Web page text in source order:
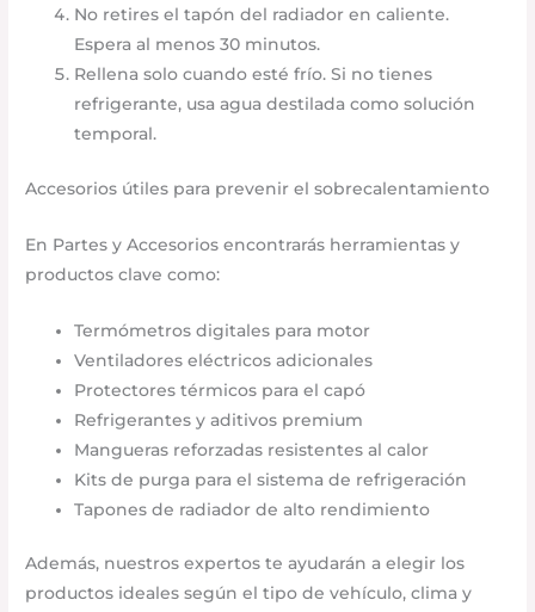
No retires el tapón del radiador en caliente.
Espera al menos 30 minutos.
Rellena solo cuando esté frío. Si no tienes
refrigerante, usa agua destilada como solución
temporal.
Accesorios útiles para prevenir el sobrecalentamiento
En Partes y Accesorios encontrarás herramientas y
productos clave como:
Termómetros digitales para motor
Ventiladores eléctricos adicionales
Protectores térmicos para el capó
Refrigerantes y aditivos premium
Mangueras reforzadas resistentes al calor
Kits de purga para el sistema de refrigeración
Tapones de radiador de alto rendimiento
Además, nuestros expertos te ayudarán a elegir los
productos ideales según el tipo de vehículo, clima y